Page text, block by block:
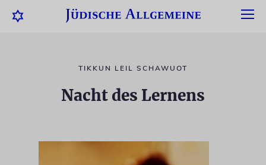
TIKKUN LEIL SCHAWUOT
Nacht des Lernens